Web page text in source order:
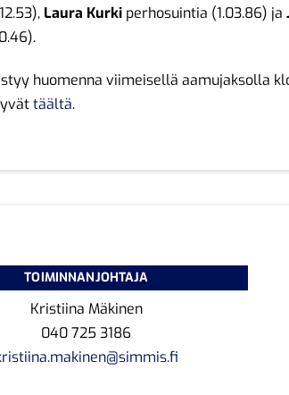
Laura Kurki perhosuintia (1.03.86) ja
huomenna viimeisellä aamujaksolla
täältä.
TOIMINNANJOHTAJA
Kristiina Mäkinen
040 725 3186